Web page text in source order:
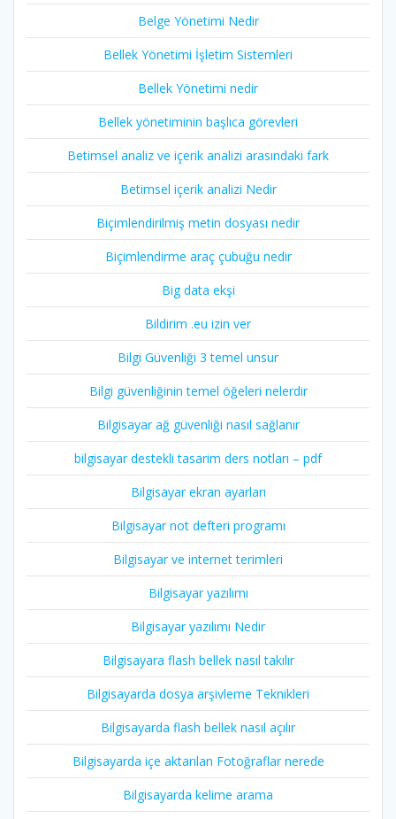
Belge Yönetimi Nedir
Bellek Yönetimi İşletim Sistemleri
Bellek Yönetimi nedir
Bellek yönetiminin başlıca görevleri
Betimsel analiz ve içerik analizi arasındaki fark
Betimsel içerik analizi Nedir
Biçimlendirilmiş metin dosyası nedir
Biçimlendirme araç çubuğu nedir
Big data ekşi
Bildirim .eu izin ver
Bilgi Güvenliği 3 temel unsur
Bilgi güvenliğinin temel öğeleri nelerdir
Bilgisayar ağ güvenliği nasıl sağlanır
bilgisayar destekli tasarim ders notları – pdf
Bilgisayar ekran ayarları
Bilgisayar not defteri programı
Bilgisayar ve internet terimleri
Bilgisayar yazılımı
Bilgisayar yazılımı Nedir
Bilgisayara flash bellek nasıl takılır
Bilgisayarda dosya arşivleme Teknikleri
Bilgisayarda flash bellek nasıl açılır
Bilgisayarda içe aktarılan Fotoğraflar nerede
Bilgisayarda kelime arama